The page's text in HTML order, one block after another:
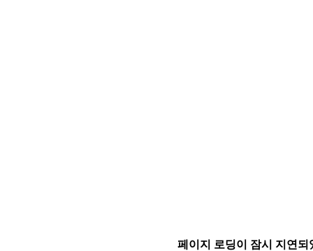
페이지 로딩이 잠시 지연